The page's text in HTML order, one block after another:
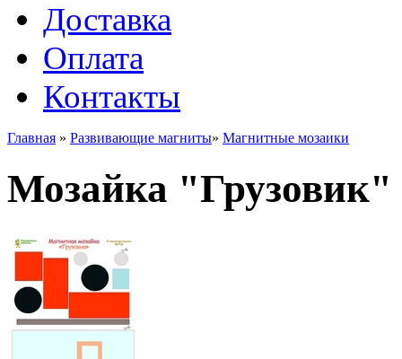
Доставка
Оплата
Контакты
Главная » Развивающие магниты» Магнитные мозаики
Мозайка "Грузовик"